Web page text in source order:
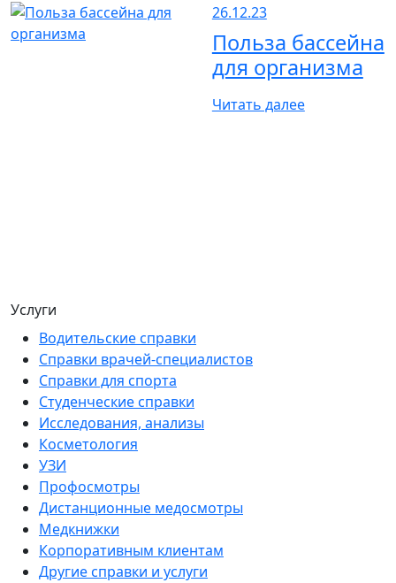
26.12.23
Польза бассейна
для организма
Читать далее
Услуги
Водительские справки
Справки врачей-специалистов
Справки для спорта
Студенческие справки
Исследования, анализы
Косметология
УЗИ
Профосмотры
Дистанционные медосмотры
Медкнижки
Корпоративным клиентам
Другие справки и услуги